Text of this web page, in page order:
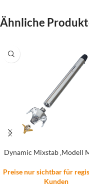
Ähnliche
Dynamic Mixstab ‚Modell
Preise nur sichtbar für
Kunden